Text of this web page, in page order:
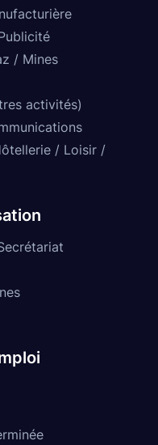
/ Mines
activités)
/ Loisir /